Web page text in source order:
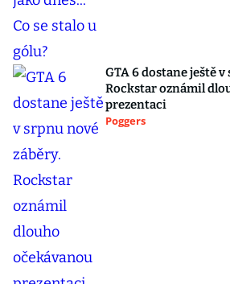
GTA 6 dostane ještě
Rockstar oznámil
prezentaci
Poggers